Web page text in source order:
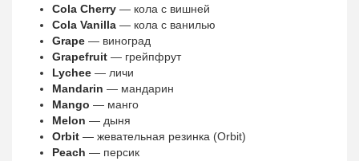
Cola Cherry — кола с вишней
Cola Vanilla — кола с ванилью
Grape — виноград
Grapefruit — грейпфрут
Lychee — личи
Mandarin — мандарин
Mango — манго
Melon — дыня
Orbit — жевательная резинка (Orbit)
Peach — персик